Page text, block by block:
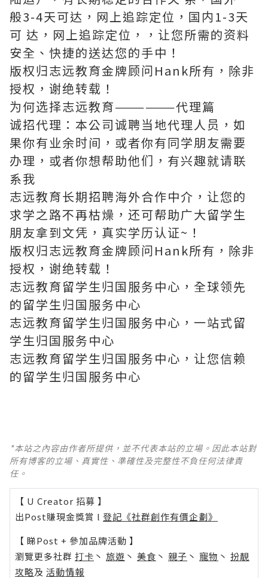
般3-4天可达，网上追踪定位，国内1-3天
可 达，网上追踪定位，，让您所需的资料
安全、快捷的送达您的手中！
版权归志远教育金牌顾问Hank所有，除非
授权，谢绝转载！
为何选择志远教育——————代理篇
诚招代理：本公司诚聘当地代理人员，如
果你有业余时间，或者你有同学朋友需要
办理，或者你想帮助他们，有兴趣就请联
系我
志远教育长期招聘海外合作中介，让您的
求学之路不再枯燥，还可帮助广大留学生
朋友拿到文凭，真实学历认证~！
版权归志远教育金牌顾问Hank所有，除非
授权，谢绝转载！
志远教育留学生归国服务中心，全球领先
的留学生归国服务中心
志远教育留学生归国服务中心，一站式留
学生归国服务中心
志远教育留学生归国服务中心，让您信赖
的留学生归国服务中心
*本站之內容由作者所提供，並不代表本站的立場。因此本站對
所有博客的立場、真實性、準確性及完整性不負任何法律責
任。
【 U Creator 招募 】
出Post賺現金獎賞 l 登記《社群創作有價企劃》
【 睇Post + 參加品牌活動 】
瀏覽更多社群 打卡 丶 旅遊 丶 美食 丶 親子 丶 寵物 丶 扮靚
攻略及 活動情報